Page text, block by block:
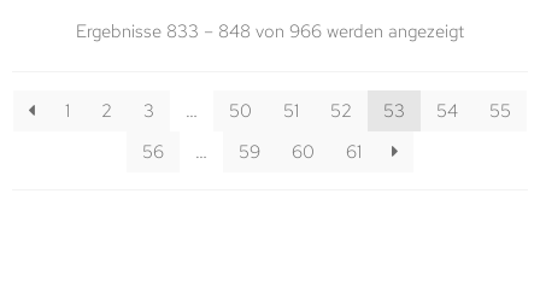
Ergebnisse 833 – 848 von 966 werden angezeigt
1 2 3 … 50 51 52 53 54
55
56
… 59 60 61